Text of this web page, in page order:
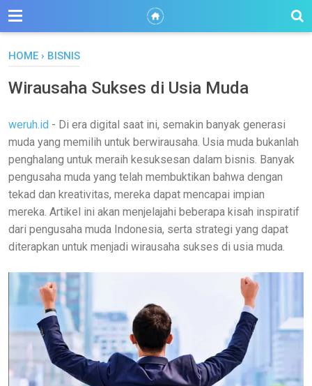
HOME › BISNIS
Wirausaha Sukses di Usia Muda
weruh.id - Di era digital saat ini, semakin banyak generasi
muda yang memilih untuk berwirausaha. Usia muda bukanlah
penghalang untuk meraih kesuksesan dalam bisnis. Banyak
pengusaha muda yang telah membuktikan bahwa dengan
tekad dan kreativitas, mereka dapat mencapai impian
mereka. Artikel ini akan menjelajahi beberapa kisah inspiratif
dari pengusaha muda Indonesia, serta strategi yang dapat
diterapkan untuk menjadi wirausaha sukses di usia muda.